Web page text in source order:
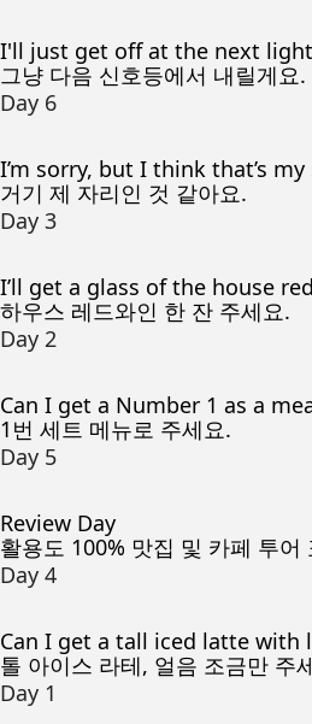
I'll just get off at the next
그냥 다음 신호등에서 내릴게요.
Day 6
I’m sorry, but I think that’s my
거기 제 자리인 것 같아요.
Day 3
I’ll get a glass of the house
하우스 레드와인 한 잔 주세요.
Day 2
Can I get a Number 1 as a
1번 세트 메뉴로 주세요.
Day 5
Review Day
활용도 100% 맛집 및 카페 투어
Day 4
Can I get a tall iced latte with
톨 아이스 라테, 얼음 조금만 주
Day 1